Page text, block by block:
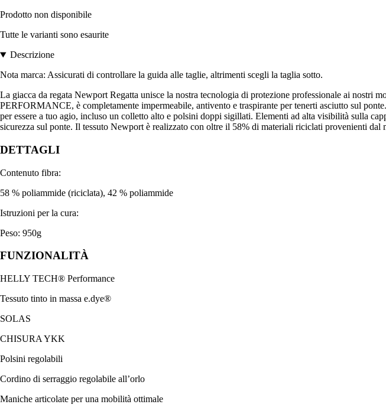
Prodotto non disponibile
Tutte le varianti sono esaurite
Descrizione
Nota marca: Assicurati di controllare la guida alle taglie, altrimenti scegli la taglia sotto.
La giacca da regata Newport Regatta unisce la nostra tecnologia di protezione professionale ai
PERFORMANCE, è completamente impermeabile, antivento e traspirante per tenerti asciutto sul
per essere a tuo agio, incluso un colletto alto e polsini doppi sigillati. Elementi ad alta visibilità sulla
sicurezza sul ponte. Il tessuto Newport è realizzato con oltre il 58% di materiali riciclati provenienti dal
DETTAGLI
Contenuto fibra:
58 % poliammide (riciclata), 42 % poliammide
Istruzioni per la cura:
Peso: 950g
FUNZIONALITÀ
HELLY TECH® Performance
Tessuto tinto in massa e.dye®
SOLAS
CHISURA YKK
Polsini regolabili
Cordino di serraggio regolabile all’orlo
Maniche articolate per una mobilità ottimale